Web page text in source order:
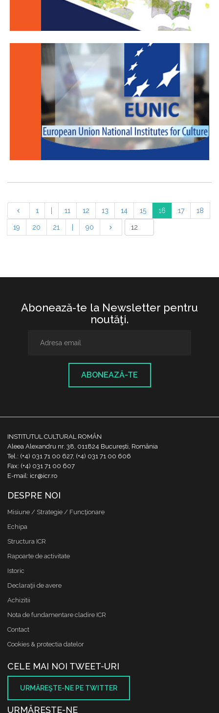
1 11 12 13 14 15 16 17 18
19 20 21 90
Abonează-te la Newsletter pentru
noutăţi.
ABONEAZĂ-TE
INSTITUTUL CULTURAL ROMÂN
Aleea Alexandru nr. 38, 011824 București, România
Tel.: (+4) 031 71 00 627, (+4) 031 71 00 606
Fax: (+4) 031 71 00 607
E-mail: icr@icr.ro
DESPRE NOI
Misiune / Strategie / Funcţionare
Echipa
Structura ICR
Rapoarte de activitate
Istoric
Declaraţii de avere
Achizitii
Nota de fundamentare cladire ICR
Contact
Cookies & protectia datelor
CELE MAI NOI TWEET-URI
URMĂREŞTE-NE PE TWITTER
URMĂREŞTE-NE